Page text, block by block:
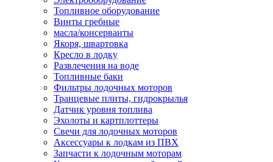
Топливное оборудование
Винты гребные
масла/консерванты
Якоря, швартовка
Кресло в лодку
Развлечения на воде
Топливные баки
Фильтры лодочных моторов
Транцевые плиты, гидрокрылья
Датчик уровня топлива
Эхолоты и картплоттеры
Cвечи для лодочных моторов
Аксессуары к лодкам из ПВХ
Запчасти к лодочным моторам